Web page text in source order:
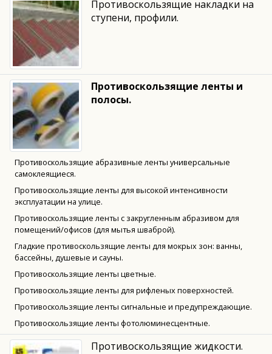
Противоскользящие накладки на
ступени, профили.
Противоскользящие ленты и
полосы.
Противоскользящие абразивные ленты универсальные
самоклеящиеся.
Противоскользящие ленты для высокой интенсивности
эксплуатации на улице.
Противоскользящие ленты с закругленным абразивом для
помещений/офисов (для мытья шваброй).
Гладкие противоскользящие ленты для мокрых зон: ванны,
бассейны, душевые и сауны.
Противоскользящие ленты цветные.
Противоскользящие ленты для рифленых поверхностей.
Противоскользящие ленты сигнальные и предупреждающие.
Противоскользящие ленты фотолюминесцентные.
Противоскользящие жидкости.